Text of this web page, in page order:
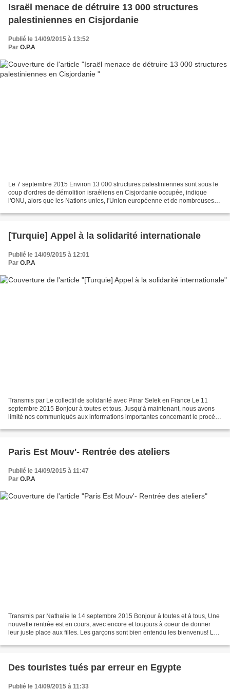
Israël menace de détruire 13 000 structures
palestiniennes en Cisjordanie
Publié le 14/09/2015 à 13:52
Par O.P.A
Le 7 septembre 2015 Environ 13 000 structures palestiniennes sont sous le
coup d'ordres de démolition israéliens en Cisjordanie occupée, indique
l'ONU, alors que les Nations unies, l'Union européenne et de nombreuses
[Turquie] Appel à la solidarité internationale
Publié le 14/09/2015 à 12:01
Par O.P.A
Transmis par Le collectif de solidarité avec Pinar Selek en France Le 11
septembre 2015 Bonjour à toutes et tous, Jusqu’à maintenant, nous avons
limité nos communiqués aux informations importantes concernant le procès
Paris Est Mouv'- Rentrée des ateliers
Publié le 14/09/2015 à 11:47
Par O.P.A
Transmis par Nathalie le 14 septembre 2015 Bonjour à toutes et à tous, Une
nouvelle rentrée est en cours, avec encore et toujours à coeur de donner
leur juste place aux filles. Les garçons sont bien entendu les bienvenus! Les
Des touristes tués par erreur en Egypte
Publié le 14/09/2015 à 11:33